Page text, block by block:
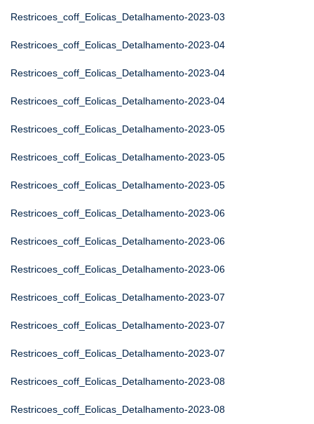
Restricoes_coff_Eolicas_Detalhamento-2023-03
Restricoes_coff_Eolicas_Detalhamento-2023-04
Restricoes_coff_Eolicas_Detalhamento-2023-04
Restricoes_coff_Eolicas_Detalhamento-2023-04
Restricoes_coff_Eolicas_Detalhamento-2023-05
Restricoes_coff_Eolicas_Detalhamento-2023-05
Restricoes_coff_Eolicas_Detalhamento-2023-05
Restricoes_coff_Eolicas_Detalhamento-2023-06
Restricoes_coff_Eolicas_Detalhamento-2023-06
Restricoes_coff_Eolicas_Detalhamento-2023-06
Restricoes_coff_Eolicas_Detalhamento-2023-07
Restricoes_coff_Eolicas_Detalhamento-2023-07
Restricoes_coff_Eolicas_Detalhamento-2023-07
Restricoes_coff_Eolicas_Detalhamento-2023-08
Restricoes_coff_Eolicas_Detalhamento-2023-08